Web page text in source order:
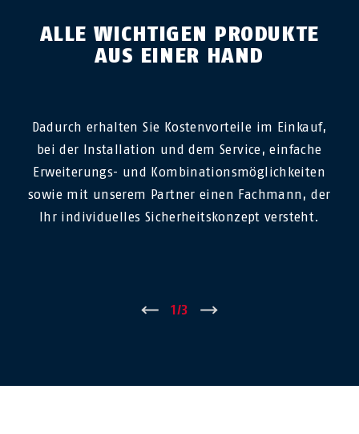
ALLE WICHTIGEN PRODUKTE
AUS EINER HAND
Dadurch erhalten Sie Kostenvorteile im Einkauf,
bei der Installation und dem Service, einfache
Erweiterungs- und Kombinationsmöglichkeiten
sowie mit unserem Partner einen Fachmann, der
Ihr individuelles Sicherheitskonzept versteht.
1 /3